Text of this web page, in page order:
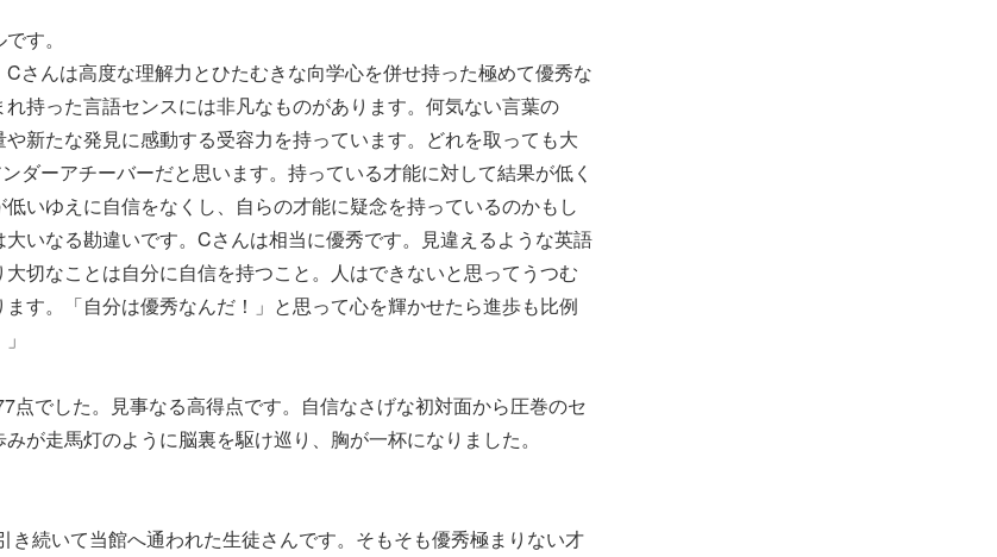
す。
Cさんは高度な理解力とひたむきな向学心を併せ持った極めて優秀な
持った言語センスには非凡なものがあります。何気ない言葉の
新たな発見に感動する受容力を持っています。どれを取っても大
ダーアチーバーだと思います。持っている才能に対して結果が低く
いゆえに自信をなくし、自らの才能に疑念を持っているのかもし
いなる勘違いです。Cさんは相当に優秀です。見違えるような英語
切なことは自分に自信を持つこと。人はできないと思ってうつむ
す。「自分は優秀なんだ！」と思って心を輝かせたら進歩も比例
点でした。見事なる高得点です。自信なさげな初対面から圧巻のセ
が走馬灯のように脳裏を駆け巡り、胸が一杯になりました。
き続いて当館へ通われた生徒さんです。そもそも優秀極まりない才